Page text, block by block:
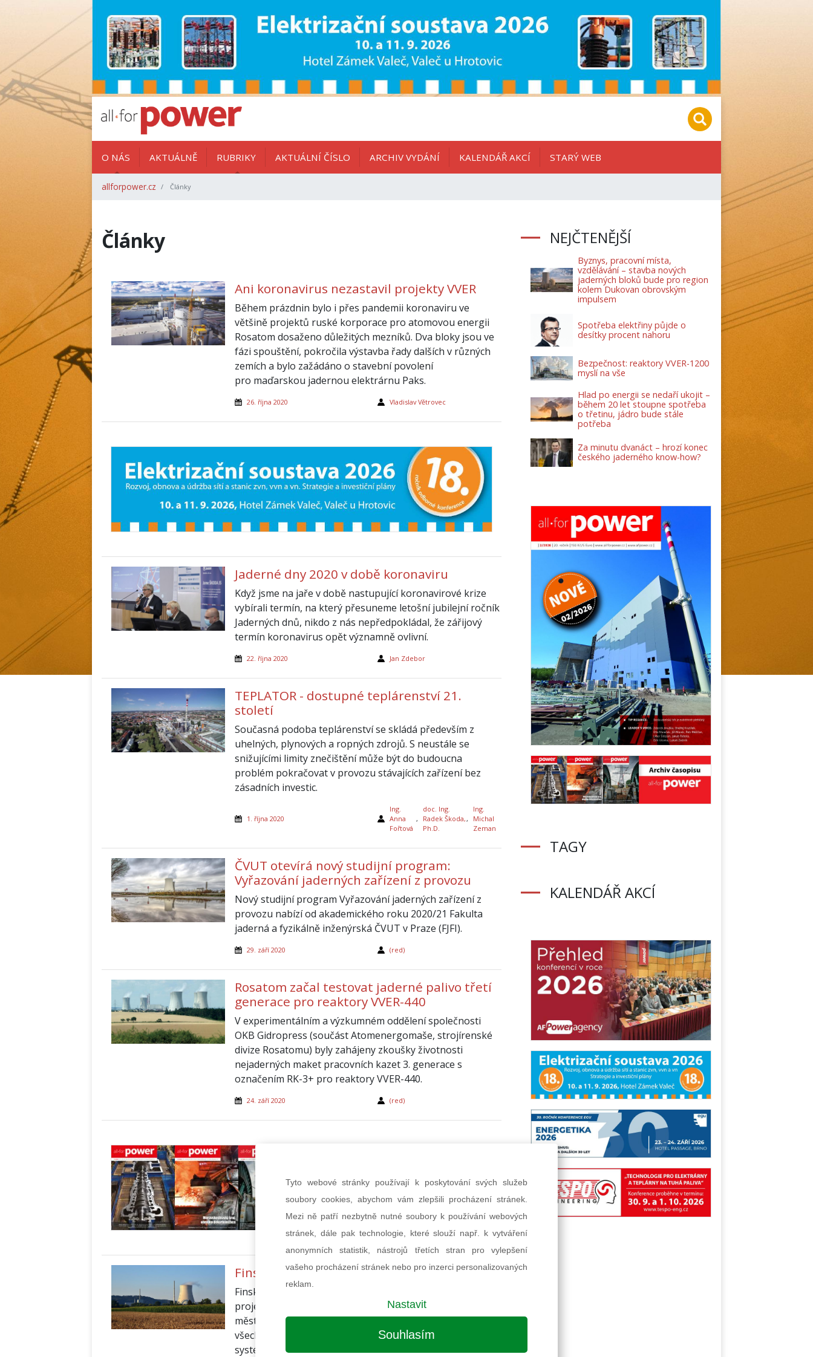
O NÁS AKTUÁLNĚ RUBRIKY AKTUÁLNÍ ČÍSLO ARCHIV VYDÁNÍ KALENDÁŘ AKCÍ STARÝ WEB
allforpower.cz Články
Články
Ani koronavirus nezastavil projekty VVER
Během prázdnin bylo i přes pandemii koronaviru ve
většině projektů ruské korporace pro atomovou energii
Rosatom dosaženo důležitých mezníků. Dva bloky jsou ve
fázi spouštění, pokročila výstavba řady dalších v různých
zemích a bylo zažádáno o stavební povolení
pro maďarskou jadernou elektrárnu Paks.
26. října 2020 Vladislav Větrovec
Jaderné dny 2020 v době koronaviru
Když jsme na jaře v době nastupující koronavirové krize
vybírali termín, na který přesuneme letošní jubilejní ročník
Jaderných dnů, nikdo z nás nepředpokládal, že zářijový
termín koronavirus opět významně ovlivní.
22. října 2020 Jan Zdebor
TEPLATOR - dostupné teplárenství 21.
století
Současná podoba teplárenství se skládá především z
uhelných, plynových a ropných zdrojů. S neustále se
snižujícími limity znečištění může být do budoucna
problém pokračovat v provozu stávajících zařízení bez
zásadních investic.
1. října 2020
Ing.
Anna
Fořtová
,
doc. Ing.
Radek Škoda,
Ph.D.
,
Ing.
Michal
Zeman
ČVUT otevírá nový studijní program:
Vyřazování jaderných zařízení z provozu
Nový studijní program Vyřazování jaderných zařízení z
provozu nabízí od akademického roku 2020/21 Fakulta
jaderná a fyzikálně inženýrská ČVUT v Praze (FJFI).
29. září 2020 (red)
Rosatom začal testovat jaderné palivo třetí
generace pro reaktory VVER-440
V experimentálním a výzkumném oddělení společnosti
OKB Gidropress (součást Atomenergomaše, strojírenské
divize Rosatomu) byly zahájeny zkoušky životnosti
nejaderných maket pracovních kazet 3. generace s
označením RK-3+ pro reaktory VVER-440.
24. září 2020 (red)
Finská jaderná sauna
Finský ústav technického výzkumu VTT spustil ambiciózní
projekt: vyvinout finský malý reaktor vhodný pro vytápění
měst a obcí. Finové se totiž zavázali do roku 2029 uzavřít
všechny uhelné zdroje, které jsou přitom pro tamní
systém dálkového vytápění klíčové.
NEJČTENĚJŠÍ
Byznys, pracovní místa,
vzdělávání – stavba nových
jaderných bloků bude pro region
kolem Dukovan obrovským
impulsem
Spotřeba elektřiny půjde o
desítky procent nahoru
Bezpečnost: reaktory VVER-1200
myslí na vše
Hlad po energii se nedaří ukojit –
během 20 let stoupne spotřeba
o třetinu, jádro bude stále
potřeba
Za minutu dvanáct – hrozí konec
českého jaderného know-how?
TAGY
KALENDÁŘ AKCÍ
Tyto webové stránky používají k poskytování svých služeb
soubory cookies, abychom vám zlepšili procházení stránek.
Mezi ně patří nezbytně nutné soubory k používání webových
stránek, dále pak technologie, které slouží např. k vytváření
anonymních statistik, nástrojů třetích stran pro vylepšení
vašeho procházení stránek nebo pro inzerci personalizovaných
reklam.
Nastavit
Souhlasím